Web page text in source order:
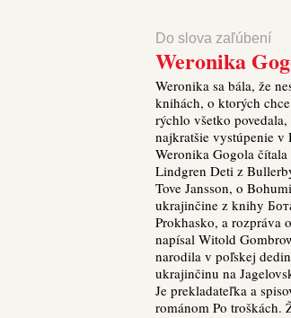
Do slova zaľúbení
Weronika
Weronika sa bála, že
knihách, o ktorých
rýchlo všetko
najkratšie vystúpenie v
Weronika Gogola
Lindgren Deti z
Tove Jansson, o
ukrajinčine z knihy
Prokhasko, a rozpráva
napísal Witold
narodila v poľskej
ukrajinčinu na
Je prekladateľka a
románom Po troškách.